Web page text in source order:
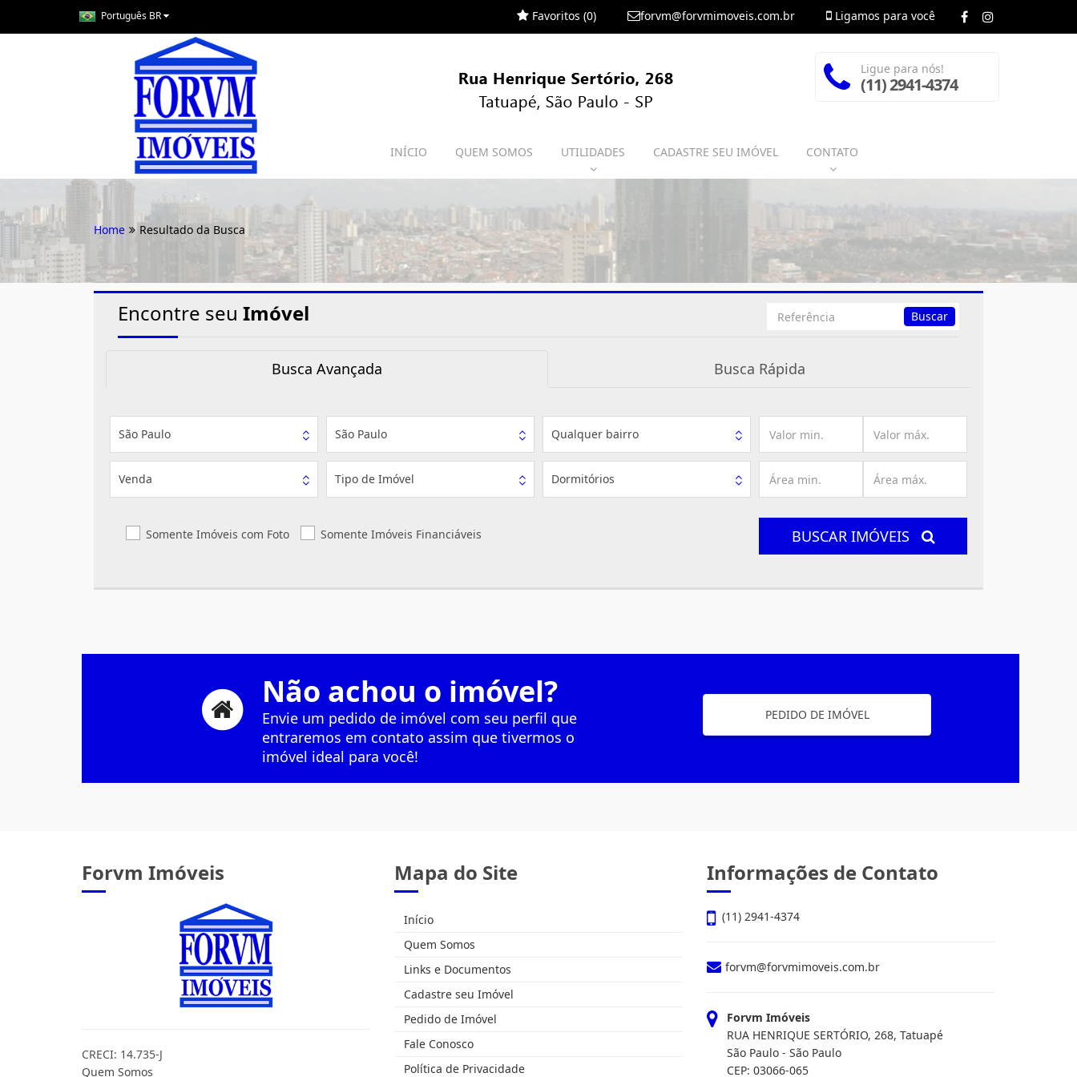
Português BR Ligamos para você
forvm@forvmimoveis.com.br
Favoritos (0)
INÍCIO QUEM SOMOS UTILIDADES CADASTRE SEU IMÓVEL CONTATO
Ligue para nós!
(11) 2941-4374
Home Resultado da Busca
Encontre seu Imóvel
Busca
Buscar
Busca Avançada Busca Rápida
São Paulo São Paulo Qualquer bairro
Venda Tipo de Imóvel Dormitórios
Somente Imóveis com Foto Somente Imóveis Financiáveis BUSCAR IMÓVEIS
Não achou o imóvel?
Envie um pedido de imóvel com seu perfil que
entraremos em contato assim que tivermos o
imóvel ideal para você!
PEDIDO DE IMÓVEL
Forvm Imóveis
CRECI: 14.735-J
Quem Somos
Mapa do Site
Início
Quem Somos
Links e Documentos
Cadastre seu Imóvel
Pedido de Imóvel
Fale Conosco
Política de Privacidade
Informações de Contato
(11) 2941-4374
forvm@forvmimoveis.com.br
Forvm Imóveis
RUA HENRIQUE SERTÓRIO, 268, Tatuapé
São Paulo - São Paulo
CEP: 03066-065